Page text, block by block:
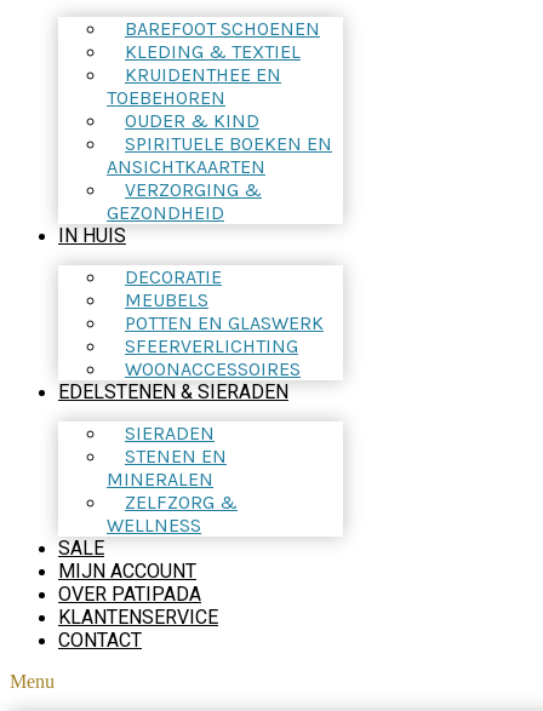
BAREFOOT SCHOENEN
KLEDING & TEXTIEL
KRUIDENTHEE EN
TOEBEHOREN
OUDER & KIND
SPIRITUELE BOEKEN EN
ANSICHTKAARTEN
VERZORGING &
GEZONDHEID
IN HUIS
DECORATIE
MEUBELS
POTTEN EN GLASWERK
SFEERVERLICHTING
WOONACCESSOIRES
EDELSTENEN & SIERADEN
SIERADEN
STENEN EN
MINERALEN
ZELFZORG &
WELLNESS
SALE
MIJN ACCOUNT
OVER PATIPADA
KLANTENSERVICE
CONTACT
Menu